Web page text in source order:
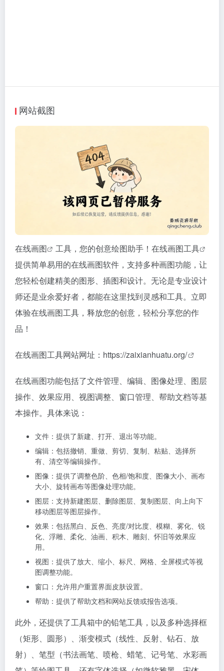
网站截图
在线画图 工具，您的创意绘图助手！在线画图工具
提供简单易用的在线画图软件，支持多种画图功能，让
您轻松创建精美的图形、插图和设计。无论是专业设计
师还是业余爱好者，都能在这里找到灵感和工具。立即
体验在线画图工具，释放您的创意，轻松分享您的作
品！
在线画图工具网站网址： https://zaixianhuatu.org/
在线画图功能包括了文件管理、编辑、图像处理、图层
操作、效果应用、视图调整、窗口管理、帮助文档等基
本操作。具体来说：
文件：提供了新建、打开、退出等功能。
编辑：包括撤销、重做、剪切、复制、粘贴、选择所
有、清空等编辑操作。
图像：提供了调整色阶、色相/饱和度、图像大小、画布
大小、旋转画布等图像处理功能。
图层：支持新建图层、删除图层、复制图层、向上向下
移动图层等图层操作。
效果：包括黑白、反色、亮度/对比度、模糊、雾化、锐
化、浮雕、柔化、油画、积木、雕刻、怀旧等效果应
用。
视图：提供了放大、缩小、标尺、网格、全屏模式等视
图调整功能。
窗口：允许用户重置界面皮肤设置。
帮助：提供了帮助文档和网站反馈或报告选项。
此外，还提供了工具箱中的铅笔工具，以及多种选择框
（矩形、圆形）、渐变模式（线性、反射、钻石、放
射）、笔型（书法画笔、喷枪、蜡笔、记号笔、水彩画